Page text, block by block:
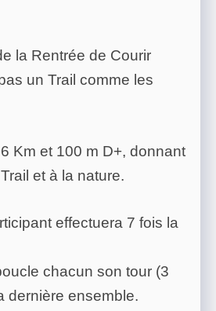
la Rentrée de Courir
un Trail comme les
Km et 100 m D+, donnant
et à la nature.
effectuera 7 fois la
chacun son tour (3
dernière ensemble.